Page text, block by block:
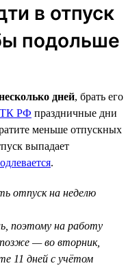
в отпуск
подольше
дней, брать его
ТК РФ праздничные дни
меньше отпускных
выпадает
.
отпуск на неделю
поэтому на работу
— во вторник,
11 дней с учётом